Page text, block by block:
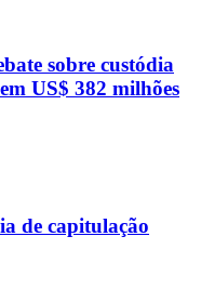
sobre custódia
US$ 382 milhões
de capitulação